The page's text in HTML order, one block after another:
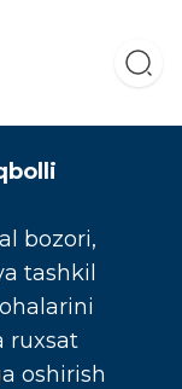
bozori,
tashkil
ruxsat
oshirish